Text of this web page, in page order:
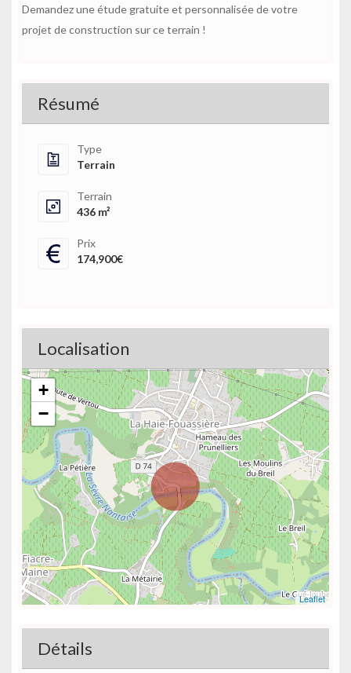
Demandez une étude gratuite et personnalisée de votre
projet de construction sur ce terrain !
Résumé
Type
Terrain
Terrain
436 m²
Prix
174,900€
Localisation
+
−
Leaflet
Détails